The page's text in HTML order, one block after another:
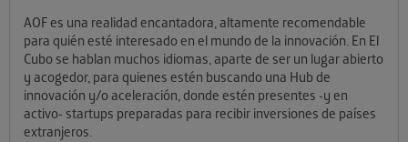
AOF es una realidad encantadora, altamente recomendable
para quién esté interesado en el mundo de la innovación. En El
Cubo se hablan muchos idiomas, aparte de ser un lugar abierto
y acogedor, para quienes estén buscando una Hub de
innovación y/o aceleración, donde estén presentes -y en
activo- startups preparadas para recibir inversiones de países
extranjeros.